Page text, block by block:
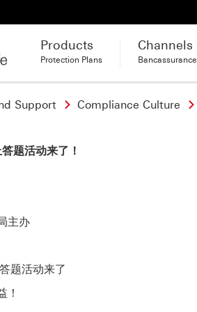
Products
Protection Plans
Channels
Bancassurance
Support Compliance Culture
题活动来了！
主办
题活动来了
！